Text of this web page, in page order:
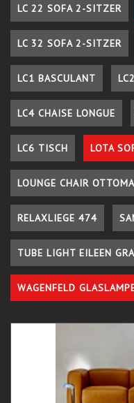
LC 22 SOFA 2-SITZER
LC 32 SOFA 2-SITZER
LC1 BASCULANT
LC4 CHAISE LONGUE
LC6 TISCH LOTA
LOUNGE CHAIR
RELAXLIEGE 474
TUBE LIGHT EILEEN
WAGENFELD